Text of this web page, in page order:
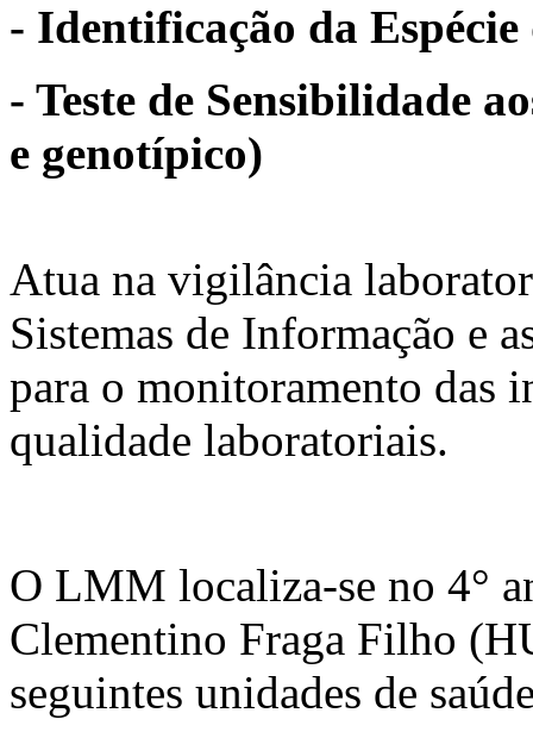
- Identificação da
- Teste de Sensibilidade
e genotípico)
Atua na vigilância
Sistemas de Informação e
para o monitoramento das
qualidade laboratoriais.
O LMM localiza-se no 4°
Clementino Fraga Filho
seguintes unidades de